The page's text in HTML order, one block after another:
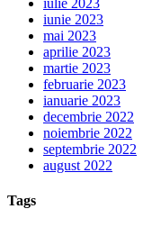
iunie 2023
mai 2023
aprilie 2023
martie 2023
februarie 2023
ianuarie 2023
decembrie 2022
noiembrie 2022
septembrie 2022
august 2022
Tags